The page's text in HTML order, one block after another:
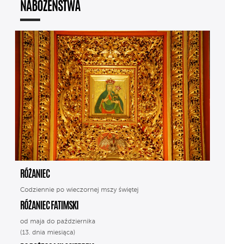
NABOŻEŃSTWA
RÓŻANIEC
Codziennie po wieczornej mszy świętej
RÓŻANIEC FATIMSKI
od maja do października
(13. dnia miesiąca)